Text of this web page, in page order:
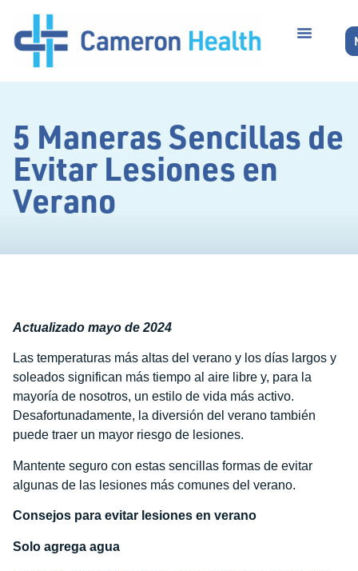
5 Maneras Sencillas de
Evitar Lesiones en
Verano
Actualizado mayo de 2024
Las temperaturas más altas del verano y los días largos y
soleados significan más tiempo al aire libre y, para la
mayoría de nosotros, un estilo de vida más activo.
Desafortunadamente, la diversión del verano también
puede traer un mayor riesgo de lesiones.
Mantente seguro con estas sencillas formas de evitar
algunas de las lesiones más comunes del verano.
Consejos para evitar lesiones en verano
Solo agrega agua